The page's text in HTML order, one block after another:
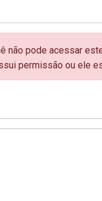
principal
não pode acessar
permissão ou ele